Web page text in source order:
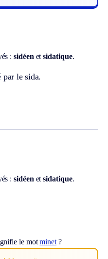
:sidéen etsidatique.
par le sida.
:sidéen etsidatique.
le motminet ?